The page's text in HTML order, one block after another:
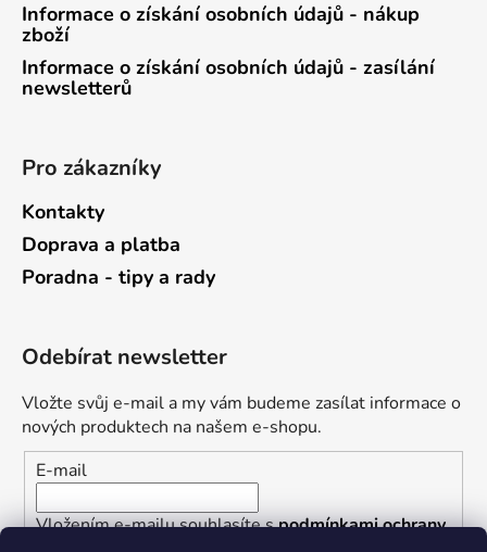
Informace o získání osobních údajů - nákup
zboží
Informace o získání osobních údajů - zasílání
newsletterů
Pro zákazníky
Kontakty
Doprava a platba
Poradna - tipy a rady
Odebírat newsletter
Vložte svůj e-mail a my vám budeme zasílat informace o
nových produktech na našem e-shopu.
E-mail
Vložením e-mailu souhlasíte spodmínkami ochrany